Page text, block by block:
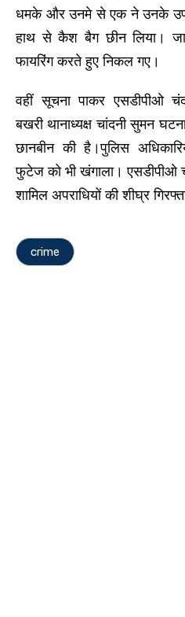
धमके और उनमे से एक ने उनके उपर
हाथ से कैश बैग छीन लिया।
फायरिंग करते हुए निकल गए।
वहीं सूचना पाकर एसडीपीओ
बखरी थानाध्यक्ष चांदनी सुमन
छानबीन की है।पुलिस
फुटेज को भी खंगाला। एसडीपीओ
शामिल अपराधियों की शीघ्र
crime